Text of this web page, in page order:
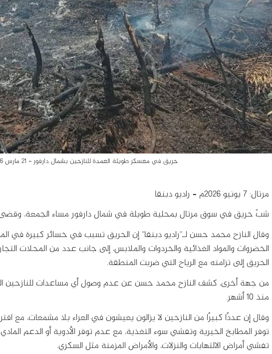
حريق في معسكر طويلة العمدة للنازحين بشمال دارفور - 21 مارس 2026-راديو دبنقا
مرتال: 7 يونيو 2026م – راديو دبنقا
شبّ حريق في سوق مرتال بمحلية طويلة في شمال دارفور مساء الجمعة،
وقال النازح محمد حسن لـ”راديو دبنقا” إن الحريق تسبب في خسائر كبيرة
الخضروات والمواد الغذائية والخردوات والملابس، إلى جانب عدد من المحلات
الحريق إلى تزامنه مع الرياح التي ضربت المنطقة.
من جهة أخرى، كشف النازح محمد حسن عن عدم وصول أي مساعدات للنازحين
منذ 10 أشهر.
وقال إن عددًا كبيرًا من النازحين لا يزالون يعيشون في العراء بلا مشمعات، مع
توفر المطابخ الخيرية وتفشي سوء التغذية، مع عدم توفر الأدوية أو الدعم
تفشي أمراض الالتهابات والنزلات، والأمراض المزمنة مثل السكري.